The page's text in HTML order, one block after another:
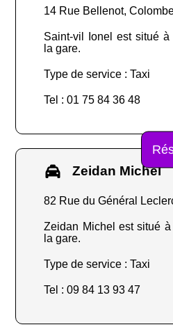
14 Rue Bellenot,
Saint-vil Ionel est situé
la gare.
Type de service : Taxi
Tel : 01 75 84 36 48
Zeidan Michel
82 Rue du Général
Zeidan Michel est situé
la gare.
Type de service : Taxi
Tel : 09 84 13 93 47